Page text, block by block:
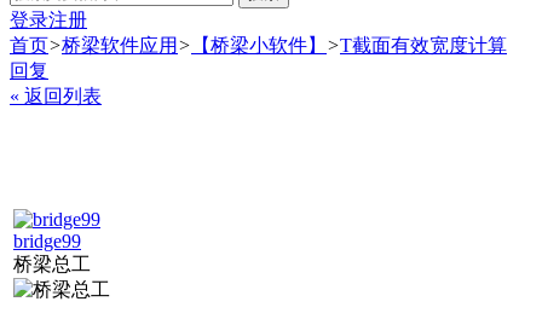
登录注册
首页>桥梁软件应用 > 【桥梁小软件】 >T截面有效宽度计算
回复
« 返回列表
bridge99
桥梁总工